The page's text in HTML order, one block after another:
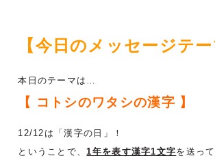
【今日のメッセージテー
本日のテーマは…
【 コトシのワタシの漢字 】
12/12は「漢字の日」！
ということで、 1年を表す漢字1文字を送っ